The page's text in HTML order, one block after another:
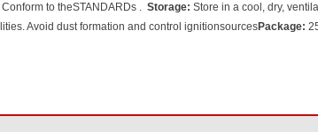
Conform to theSTANDARDs . Storage: Store in a cool, dry,
Avoid dust formation and control ignitionsourcesPackage: